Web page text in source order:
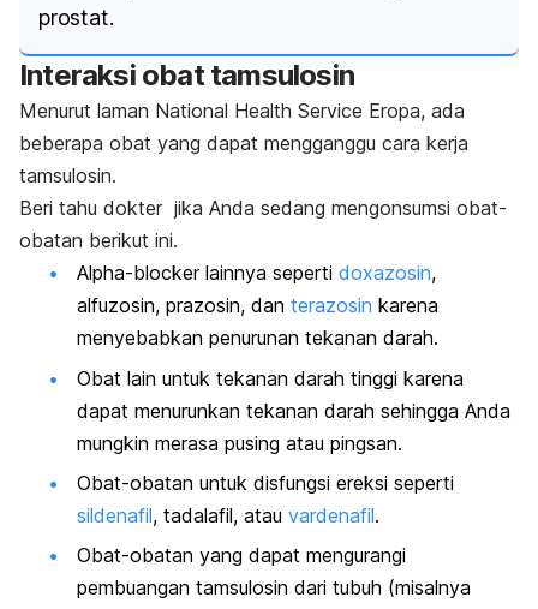
prostat.
Interaksi obat tamsulosin
Menurut laman National Health Service Eropa, ada
beberapa obat yang dapat mengganggu cara kerja
tamsulosin.
Beri tahu dokter jika Anda sedang mengonsumsi obat-
obatan berikut ini.
Alpha-blocker lainnya seperti doxazosin,
alfuzosin, prazosin, dan terazosin karena
menyebabkan penurunan tekanan darah.
Obat lain untuk tekanan darah tinggi karena
dapat menurunkan tekanan darah sehingga Anda
mungkin merasa pusing atau pingsan.
Obat-obatan untuk disfungsi ereksi seperti
sildenafil, tadalafil, atau vardenafil.
Obat-obatan yang dapat mengurangi
pembuangan tamsulosin dari tubuh (misalnya